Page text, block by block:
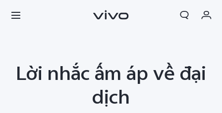
Đặt hàng
Lời nhắc ấm áp về đại
dịch